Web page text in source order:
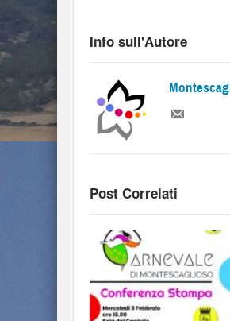
Info sull'Autore
Post Correlati